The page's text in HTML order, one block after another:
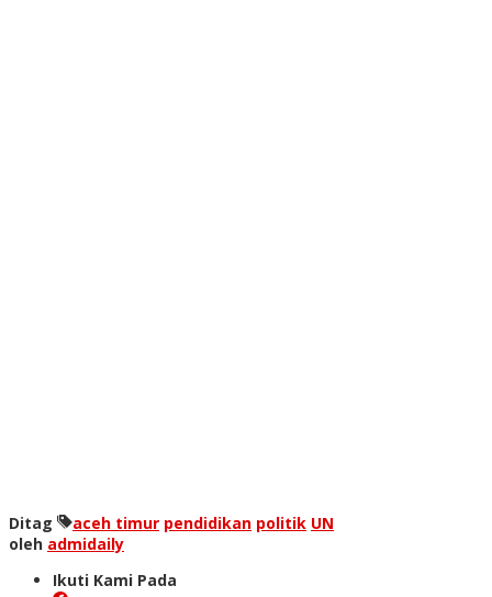
Ditag aceh timur pendidikan politik UN
oleh admidaily
Ikuti Kami Pada